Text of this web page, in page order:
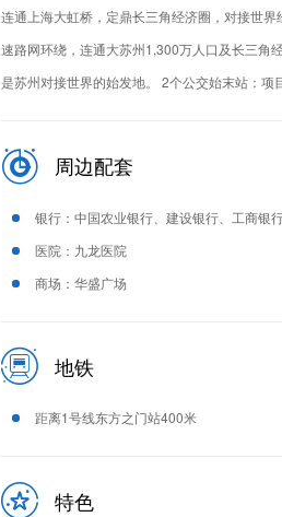
连通上海大虹桥，定鼎长三角经济圈，对接世
速路网环绕，连通大苏州1,300万人口及长三角
是苏州对接世界的始发地。 2个公交始末站：
周边配套
银行：中国农业银行、建设银行、工商银
医院：九龙医院
商场：华盛广场
地铁
距离1号线东方之门站400米
特色